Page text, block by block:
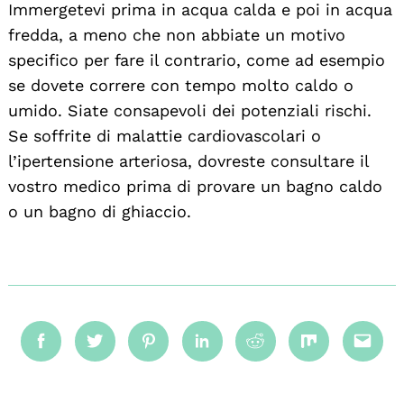
Immergetevi prima in acqua calda e poi in acqua
fredda, a meno che non abbiate un motivo
specifico per fare il contrario, come ad esempio
se dovete correre con tempo molto caldo o
umido. Siate consapevoli dei potenziali rischi.
Se soffrite di malattie cardiovascolari o
l’ipertensione arteriosa, dovreste consultare il
vostro medico prima di provare un bagno caldo
o un bagno di ghiaccio.
FacebookTwitter PinterestLinkedinRedditMix